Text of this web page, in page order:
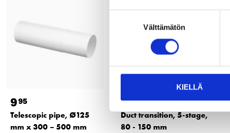
Välttämätön
KIELLÄ
995
Telescopic pipe, Ø125
mm x 300 – 500 mm
495
Duct transition, 5-stage,
80 - 150 mm